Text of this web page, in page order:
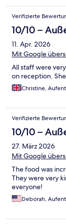
Verifizierte
10/10 –
11. Apr. 2026
Mit Google
All staff were
on reception.
Christine,
Verifizierte
10/10 –
27. März 2026
Mit Google
The food was
They were very
everyone!
Deborah,